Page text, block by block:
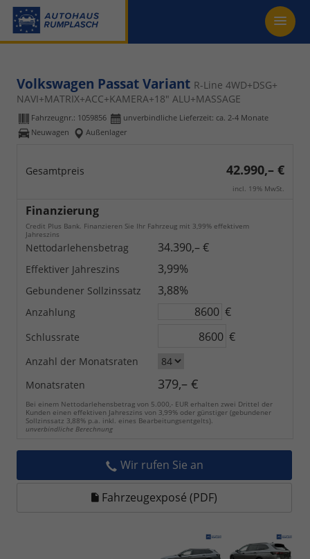
Volkswagen Passat Variant R-Line 4WD+DSG+
NAVI+MATRIX+ACC+KAMERA+18" ALU+MASSAGE
Fahrzeugnr.: 1059856
unverbindliche Lieferzeit: ca. 2-4 Monate
Neuwagen
Außenlager
Gesamtpreis 42.990,– €
incl. 19% MwSt.
Finanzierung
Credit Plus Bank. Finanzieren Sie Ihr Fahrzeug mit 3,99% effektivem
Jahreszins
Nettodarlehensbetrag 34.390,– €
Effektiver Jahreszins 3,99%
Gebundener Sollzinssatz 3,88%
Anzahlung €
Schlussrate €
Anzahl der Monatsraten
Monatsraten
379,– €
Bei einem Nettodarlehensbetrag von 5.000,- EUR erhalten zwei Drittel der
Kunden einen effektiven Jahreszins von 3,99% oder günstiger (gebundener
Sollzinssatz 3,88% p.a. inkl. eines Bearbeitungsentgelts).
unverbindliche Berechnung
Wir rufen Sie an
Fahrzeugexposé (PDF)